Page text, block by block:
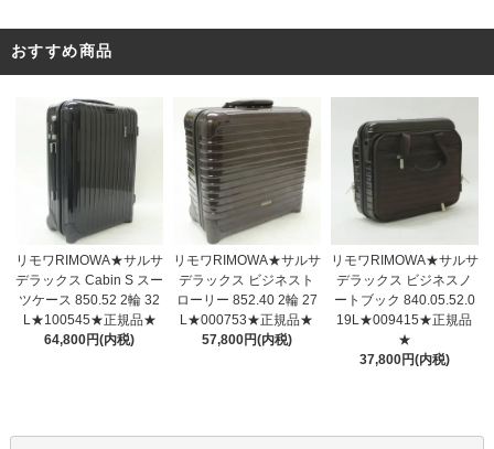
おすすめ商品
リモワRIMOWA★サルサ
デラックス Cabin S スー
ツケース 850.52 2輪 32
L★100545★正規品★
64,800円(内税)
リモワRIMOWA★サルサ
デラックス ビジネスト
ローリー 852.40 2輪 27
L★000753★正規品★
57,800円(内税)
リモワRIMOWA★サルサ
デラックス ビジネスノ
ートブック 840.05.52.0
19L★009415★正規品
★
37,800円(内税)